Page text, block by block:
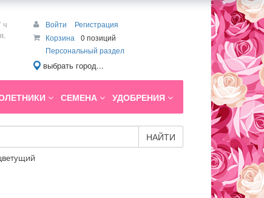
ч
Войти
Регистрация
Корзина
0 позиций
Персональный раздел
выбрать город...
СЕМЕНА УДОБРЕНИЯ
НАЙТИ